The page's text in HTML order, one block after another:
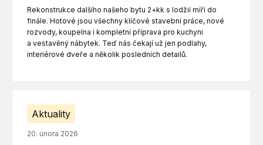
Rekonstrukce dalšího našeho bytu 2+kk s lodžií míří do
finále. Hotové jsou všechny klíčové stavební práce, nové
rozvody, koupelna i kompletní příprava pro kuchyni
a vestavěný nábytek. Teď nás čekají už jen podlahy,
interiérové dveře a několik posledních detailů.
Aktuality
20. února 2026